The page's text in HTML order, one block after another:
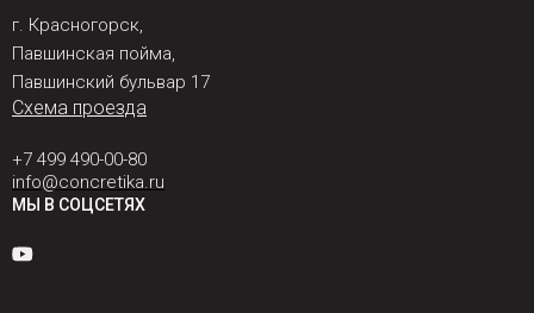
г. Красногорск,
Павшинская пойма,
Павшинский бульвар 17
Схема проезда
+7 499 490-00-80
info@concretika.ru
МЫ В СОЦСЕТЯХ